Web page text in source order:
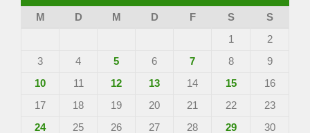
M D M D F S
S
1
2
3
4 5 6 7 8
9
10
11 12 13 14 15
16
17
18 19 20 21 22
23
24
25 26 27 28 29
30